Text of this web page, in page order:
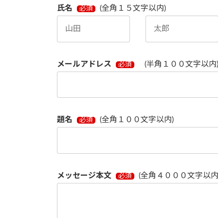
氏名 必須 (全角１５文字以内)
メールアドレス 必須 (半角１００文字以内)
題名 必須 (全角１００文字以内)
メッセージ本文 必須 (全角４０００文字以